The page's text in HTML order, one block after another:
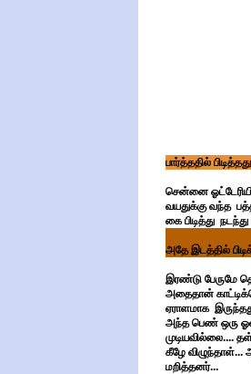
பார்த்ததில்
சென்னை
வயதுக்கு வந்த
கை பிடித்து
அதே இடத்தில்
இரண்டு பேருமே
அதைதான்
ஏராளமாக
அந்த பெண் ஒரு
முடியவில்லை....
கீழே
மறித்தனர்...